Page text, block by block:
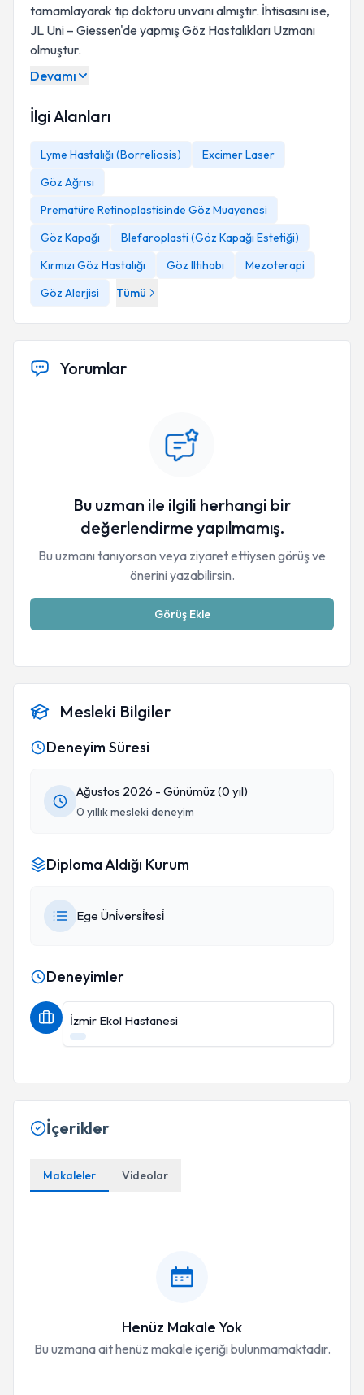
tamamlayarak tıp doktoru unvanı almıştır. İhtisasını ise,
JL Uni – Giessen'de yapmış Göz Hastalıkları Uzmanı
olmuştur.
Devamı
İlgi Alanları
Lyme Hastalığı (Borreliosis)
Excimer Laser
Göz Ağrısı
Prematüre Retinoplastisinde Göz Muayenesi
Göz Kapağı
Blefaroplasti (Göz Kapağı Estetiği)
Kırmızı Göz Hastalığı
Göz Iltihabı
Mezoterapi
Göz Alerjisi
Tümü
Yorumlar
Bu uzman ile ilgili herhangi bir
değerlendirme yapılmamış.
Bu uzmanı tanıyorsan veya ziyaret ettiysen görüş ve
önerini yazabilirsin.
Görüş Ekle
Mesleki Bilgiler
Deneyim Süresi
Ağustos 2026 - Günümüz (0 yıl)
0 yıllık mesleki deneyim
Diploma Aldığı Kurum
Ege Üni̇versi̇tesi̇
Deneyimler
İzmir Ekol Hastanesi
İçerikler
Makaleler Videolar
Henüz Makale Yok
Bu uzmana ait henüz makale içeriği bulunmamaktadır.